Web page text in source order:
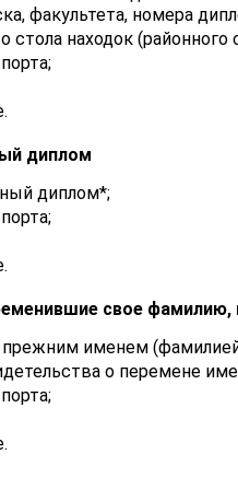
факультета, номера
стола находок
диплом*;
свое фамилию,
именем
о перемене